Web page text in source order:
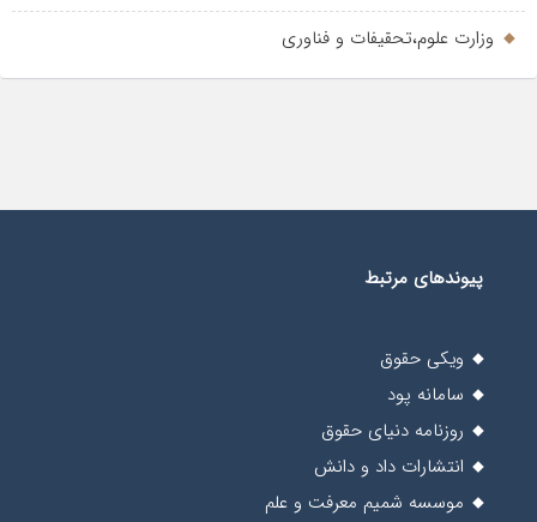
وزارت علوم،تحقیفات و فناوری
پیوندهای مرتبط
ویکی حقوق
سامانه پود
روزنامه دنیای حقوق
انتشارات داد و دانش
موسسه شمیم معرفت و علم